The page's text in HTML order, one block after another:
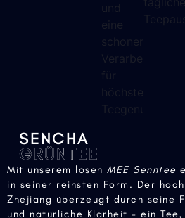
SENCHA
GRÜNTEE
Mit unserem losenMEE Senntee
in seiner reinsten Form. Der
Zhejiang überzeugt durch seine